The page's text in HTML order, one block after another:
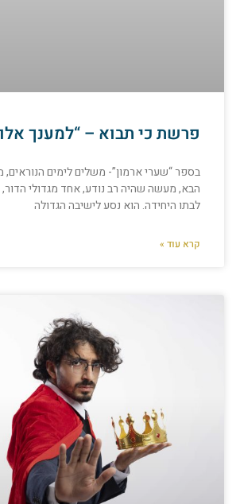
פרשת כי תבוא – “למענך
בספר “שערי ארמון”- משלים לימים הנוראים,
הבא, מעשה שהיה רב נודע, אחד מגדולי
לבתו היחידה. הוא נסע לישיבה הגדולה
קרא עוד »